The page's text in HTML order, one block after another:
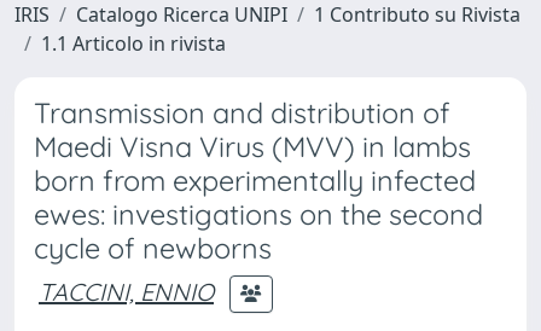
IRIS Catalogo Ricerca UNIPI
1 Contributo su Rivista
1.1 Articolo in rivista
Transmission and distribution of
Maedi Visna Virus (MVV) in lambs
born from experimentally infected
ewes: investigations on the second
cycle of newborns
TACCINI, ENNIO